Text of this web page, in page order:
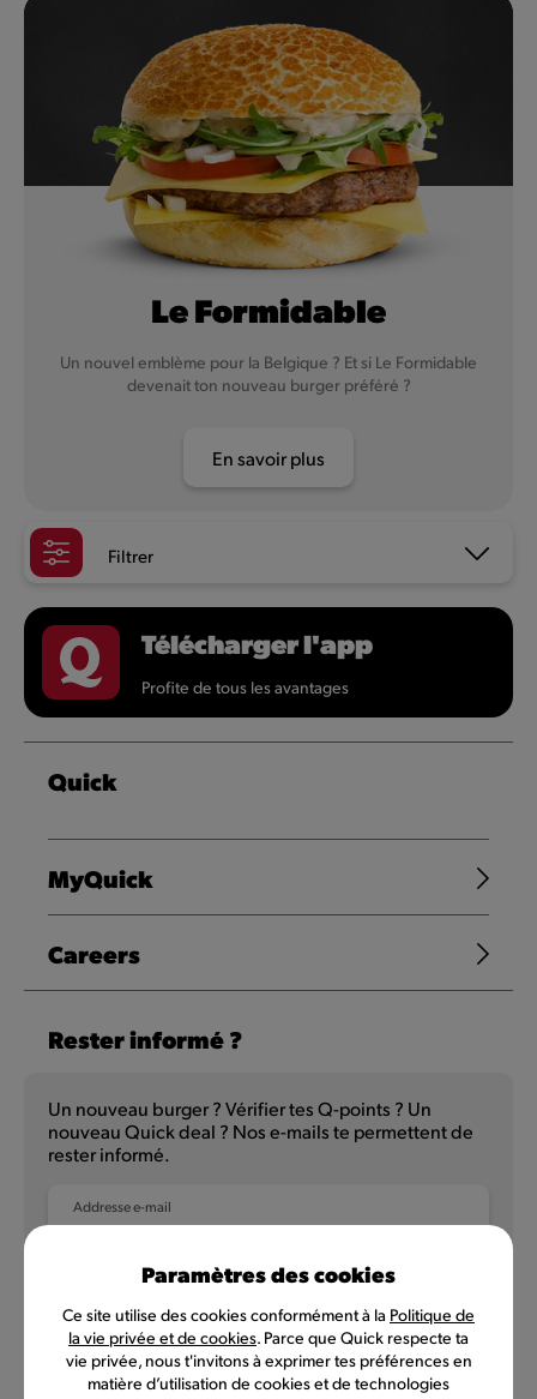
Le Formidable
Un nouvel emblème pour la Belgique ? Et si Le Formidable
devenait ton nouveau burger préféré ?
En savoir plus
Filtrer
Télécharger l'app
Profite de tous les avantages
Quick
MyQuick
Careers
Rester informé ?
Un nouveau burger ? Vérifier tes Q-points ? Un
nouveau Quick deal ? Nos e-mails te permettent de
rester informé.
Addresse e-mail
NL
Paramètres des cookies
Ce site utilise des cookies conformément à la Politique de
la vie privée et de cookies. Parce que Quick respecte ta
vie privée, nous t'invitons à exprimer tes préférences en
matière d’utilisation de cookies et de technologies